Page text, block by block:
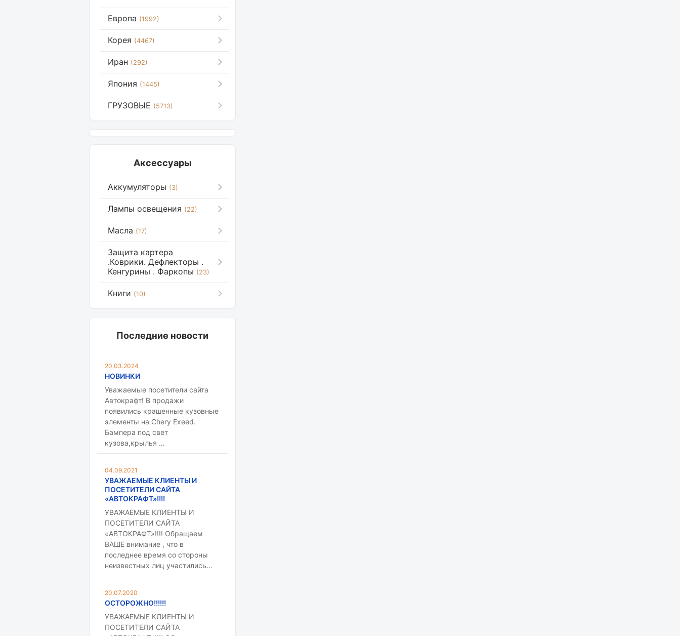
Европа (1992)
Корея (4467)
Иран (292)
Япония (1445)
ГРУЗОВЫЕ (5713)
Аксессуары
Аккумуляторы (3)
Лампы освещения (22)
Масла (17)
Защита картера
.Коврики. Дефлекторы .
Кенгурины . Фаркопы (23)
Книги (10)
Последние новости
20.03.2024
НОВИНКИ
Уважаемые посетители сайта
Автокрафт! В продажи
появились крашенные кузовные
элементы на Chery Exeed.
Бампера под свет
кузова,крылья …
04.09.2021
УВАЖАЕМЫЕ КЛИЕНТЫ И
ПОСЕТИТЕЛИ САЙТА
«АВТОКРАФТ»!!!!
УВАЖАЕМЫЕ КЛИЕНТЫ И
ПОСЕТИТЕЛИ САЙТА
«АВТОКРАФТ»!!!! Обращаем
ВАШЕ внимание , что в
последнее время со стороны
неизвестных лиц участились…
20.07.2020
ОСТОРОЖНО!!!!!!
УВАЖАЕМЫЕ КЛИЕНТЫ И
ПОСЕТИТЕЛИ САЙТА